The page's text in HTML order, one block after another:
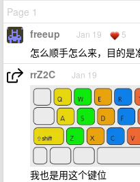
Page 1
freeup Jan 19 5
怎么顺手怎么来，目的
rrZ2C Jan 19
我也是用这个键位